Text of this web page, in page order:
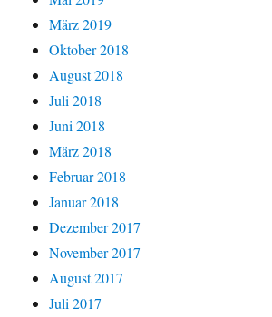
März 2019
Oktober 2018
August 2018
Juli 2018
Juni 2018
März 2018
Februar 2018
Januar 2018
Dezember 2017
November 2017
August 2017
Juli 2017